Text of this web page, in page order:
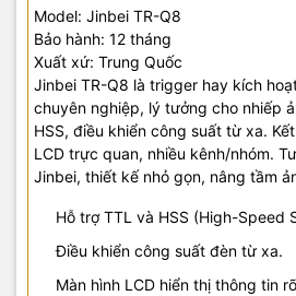
Model: Jinbei TR-Q8
Bảo hành: 12 tháng
Xuất xứ: Trung Quốc
Jinbei TR-Q8 là trigger hay kích
chuyên nghiệp, lý tưởng cho nhiếp
HSS, điều khiển công suất từ xa.
LCD trực quan, nhiều kênh/nhóm.
Jinbei, thiết kế nhỏ gọn, nâng tầm
Hỗ trợ TTL và HSS (High-Speed
Điều khiển công suất đèn từ xa.
Màn hình LCD hiển thị thông tin